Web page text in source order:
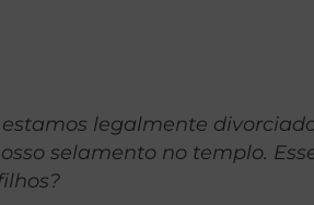
legalmente
selamento no templo.